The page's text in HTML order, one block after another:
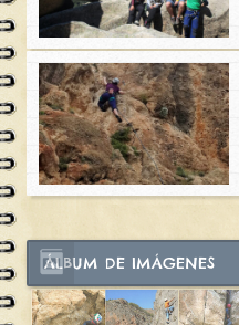
ÁLBUM DE IMÁGENES